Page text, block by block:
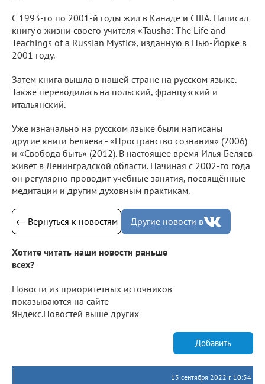
С 1993-го по 2001-й годы жил в Канаде и США. Написал
книгу о жизни своего учителя «Tausha: The Life and
Teachings of a Russian Mystic», изданную в Нью-Йорке в
2001 году.
Затем книга вышла в нашей стране на русском языке.
Также переводилась на польский, французский и
итальянский.
Уже изначально на русском языке были написаны
другие книги Беляева - «Пространство сознания» (2006)
и «Свобода быть» (2012). В настоящее время Илья Беляев
живёт в Ленинградской области. Начиная с 2002-го года
он регулярно проводит учебные занятия, посвящённые
медитации и другим духовным практикам.
← Вернуться к новостям Другие новости в
Хотите читать наши новости раньше
всех?
Новости из приоритетных источников
показываются на сайте
Яндекс.Новостей выше других
Добавить
15 сентября 2022 г. 10:54